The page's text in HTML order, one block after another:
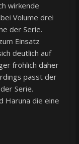
wirkende
Volume drei
der Serie.
Einsatz
deutlich auf
fröhlich daher
passt der
Serie.
Haruna die eine